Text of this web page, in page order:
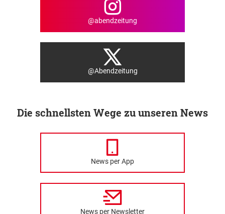
@abendzeitung
@Abendzeitung
Die schnellsten Wege zu unseren News
News per App
News per Newsletter